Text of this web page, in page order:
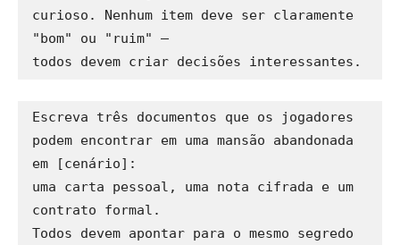
curioso. Nenhum item deve ser claramente
"bom" ou "ruim" —
Escreva três documentos que os jogadores
podem encontrar em uma mansão abandonada
em [cenário]:
uma carta pessoal, uma nota cifrada e um
contrato formal.
Todos devem apontar para o mesmo segredo